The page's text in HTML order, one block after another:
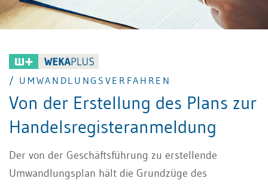
/ UMWANDLUNGSVERFAHREN
Von der Erstellung des Plans zur
Handelsregisteranmeldung
Der von der Geschäftsführung zu erstellende
Umwandlungsplan hält die Grundzüge des